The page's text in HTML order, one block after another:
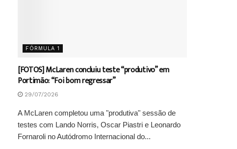
FÓRMULA 1
[FOTOS] McLaren concluiu teste “produtivo” em
Portimão: “Foi bom regressar”
29/07/2026
A McLaren completou uma "produtiva" sessão de
testes com Lando Norris, Oscar Piastri e Leonardo
Fornaroli no Autódromo Internacional do...